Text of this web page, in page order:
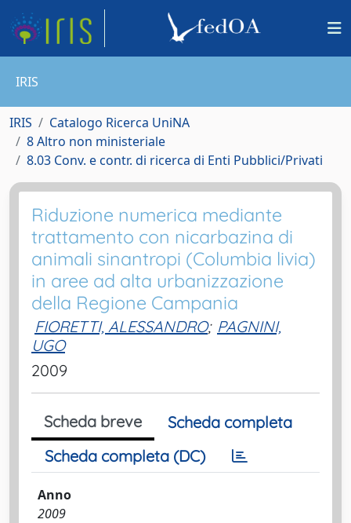
IRIS
IRIS
Catalogo Ricerca UniNA
8 Altro non ministeriale
8.03 Conv. e contr. di ricerca di Enti Pubblici/Privati
Riduzione numerica mediante
trattamento con nicarbazina di
animali sinantropi (Columbia livia)
in aree ad alta urbanizzazione
della Regione Campania
FIORETTI, ALESSANDRO; PAGNINI,
UGO
2009
Scheda breve
Scheda completa
Scheda completa (DC)
Anno
2009